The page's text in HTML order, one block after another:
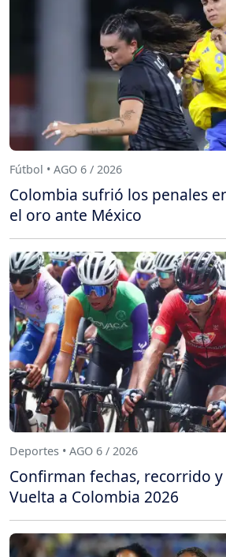
Fútbol • AGO 6 / 2026
Colombia sufrió los penales
el oro ante México
Deportes • AGO 6 / 2026
Confirman fechas, recorrido
Vuelta a Colombia 2026